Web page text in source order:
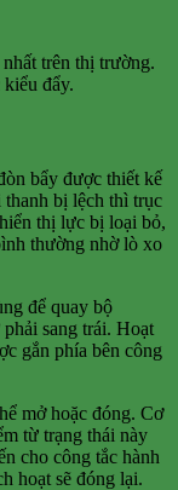
trên thị trường.
đẩy.
bẩy được thiết kế
bị lệch thì trục
thị lực bị loại bỏ,
thường nhờ lò xo
để quay bộ
sang trái. Hoạt
gắn phía bên công
mở hoặc đóng. Cơ
từ trạng thái này
cho công tắc hành
hoạt sẽ đóng lại.